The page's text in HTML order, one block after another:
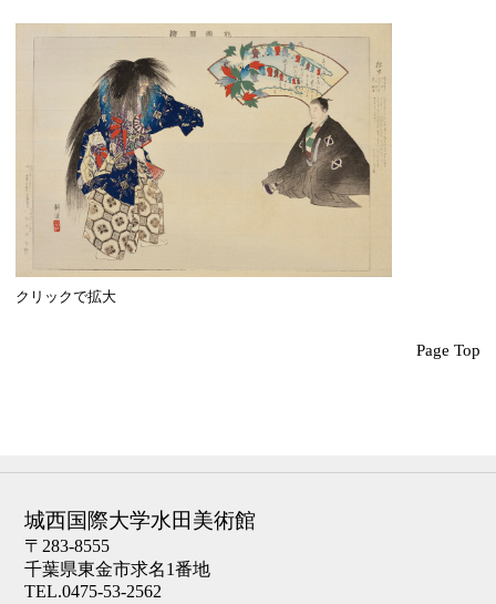
クリックで拡大
Page Top
城西国際大学水田美術館
〒283-8555
千葉県東金市求名1番地
TEL.0475-53-2562